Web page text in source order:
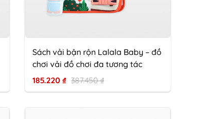
Sách vải bận rộn Lalala Baby – đồ
chơi vải đồ chơi đa tương tác
185.220₫ 387.450₫